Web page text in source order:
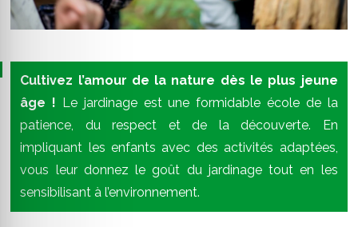
Cultivez l’amour de la nature dès le plus jeune
âge ! Le jardinage est une formidable école de la
patience, du respect et de la découverte. En
impliquant les enfants avec des activités adaptées,
vous leur donnez le goût du jardinage tout en les
sensibilisant à l’environnement.